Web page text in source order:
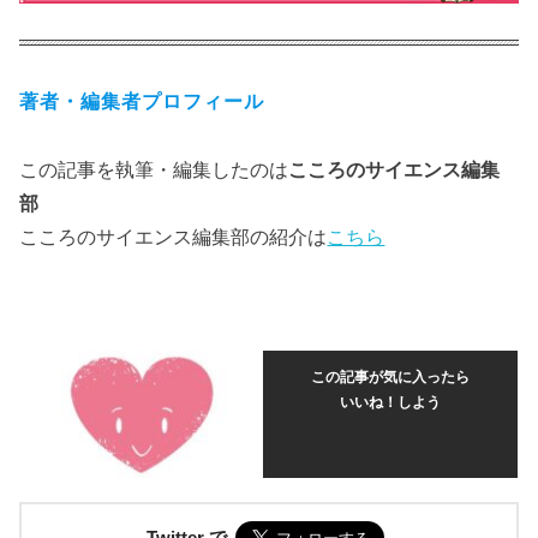
著者・編集者プロフィール
この記事を執筆・編集したのはこころのサイエンス編集
部
こころのサイエンス編集部の紹介はこちら
この記事が気に入ったら
いいね！しよう